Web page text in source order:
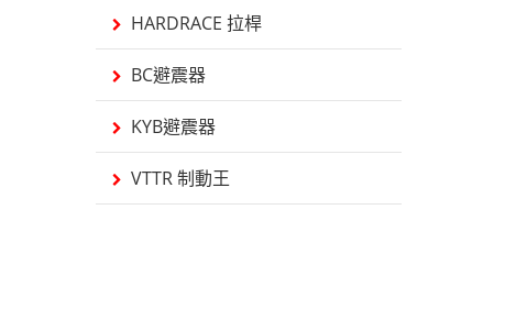
HARDRACE 拉桿
BC避震器
KYB避震器
VTTR 制動王